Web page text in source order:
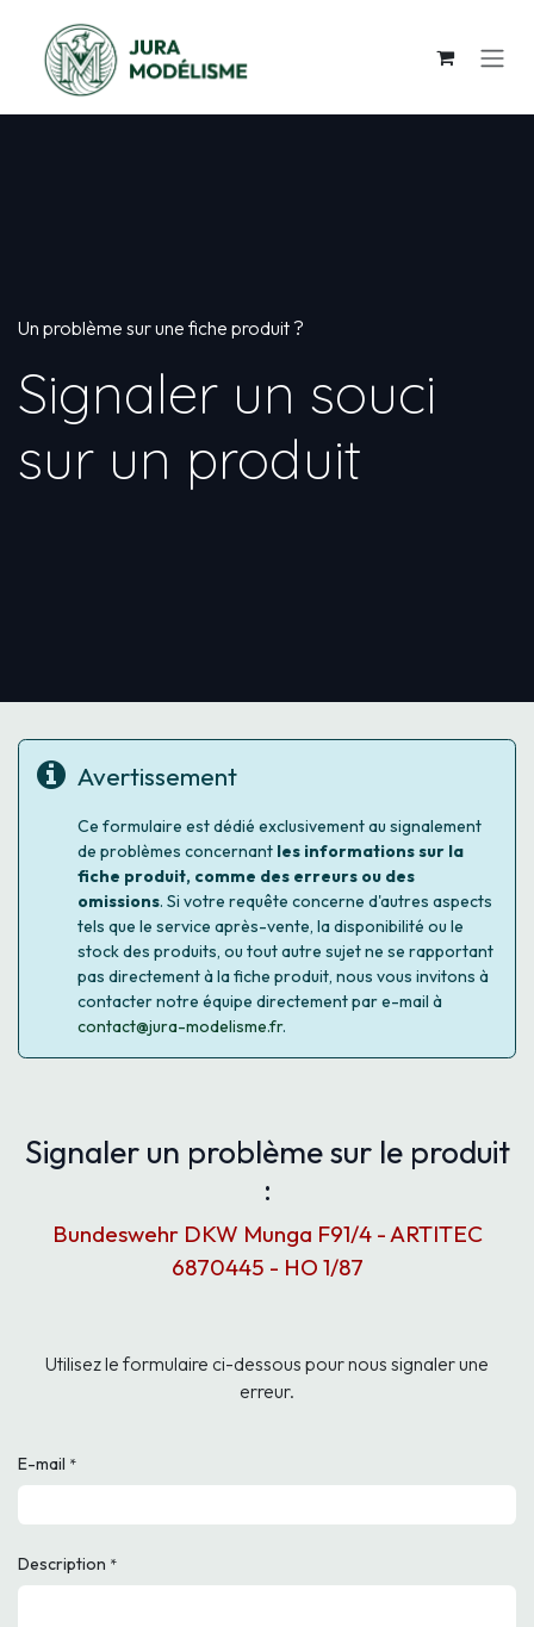
Un problème sur une fiche produit ?
Signaler un souci
sur un produit
Avertissement
Ce formulaire est dédié exclusivement au signalement
de problèmes concernant les informations sur la
fiche produit, comme des erreurs ou des
omissions. Si votre requête concerne d'autres aspects
tels que le service après-vente, la disponibilité ou le
stock des produits, ou tout autre sujet ne se rapportant
pas directement à la fiche produit, nous vous invitons à
contacter notre équipe directement par e-mail à
contact@jura-modelisme.fr.
Signaler un problème sur le produit
:
Bundeswehr DKW Munga F91/4 - ARTITEC
6870445 - HO 1/87
Utilisez le formulaire ci-dessous pour nous signaler une
erreur.
E-mail *
Description *